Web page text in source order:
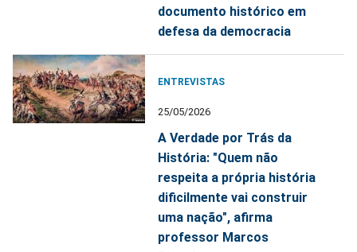
documento histórico em
defesa da democracia
ENTREVISTAS
25/05/2026
A Verdade por Trás da
História: "Quem não
respeita a própria história
dificilmente vai construir
uma nação", afirma
professor Marcos